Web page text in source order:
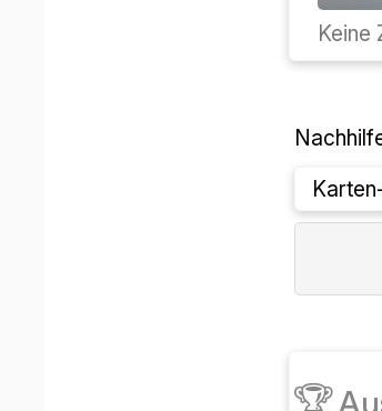
داد.
در
است.